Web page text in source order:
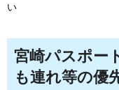
い
宮崎パスポー
も連れ等の優